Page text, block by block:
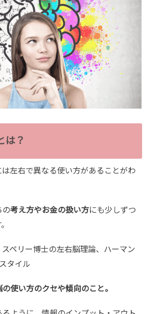
は？
左右で異なる使い方があることがわ
の考え方やお金の扱い方にも少しずつ
ペリー博士の左右脳理論、ハーマン
タイル
の使い方のクセや傾向のこと。